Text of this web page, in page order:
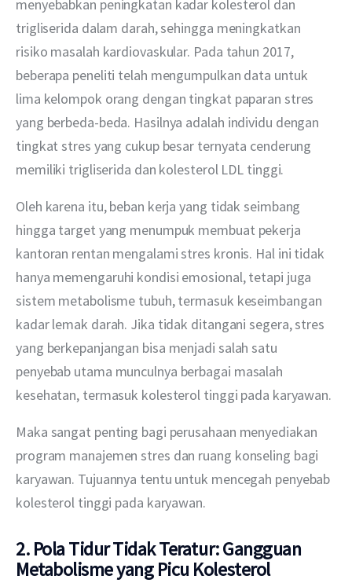
menyebabkan peningkatan kadar kolesterol dan
trigliserida dalam darah, sehingga meningkatkan
risiko masalah kardiovaskular. Pada tahun 2017,
beberapa peneliti telah mengumpulkan data untuk
lima kelompok orang dengan tingkat paparan stres
yang berbeda-beda. Hasilnya adalah individu dengan
tingkat stres yang cukup besar ternyata cenderung
memiliki trigliserida dan kolesterol LDL tinggi.
Oleh karena itu, beban kerja yang tidak seimbang
hingga target yang menumpuk membuat pekerja
kantoran rentan mengalami stres kronis. Hal ini tidak
hanya memengaruhi kondisi emosional, tetapi juga
sistem metabolisme tubuh, termasuk keseimbangan
kadar lemak darah. Jika tidak ditangani segera, stres
yang berkepanjangan bisa menjadi salah satu
penyebab utama munculnya berbagai masalah
kesehatan, termasuk kolesterol tinggi pada karyawan.
Maka sangat penting bagi perusahaan menyediakan
program manajemen stres dan ruang konseling bagi
karyawan. Tujuannya tentu untuk mencegah penyebab
kolesterol tinggi pada karyawan.
2. Pola Tidur Tidak Teratur: Gangguan
Metabolisme yang Picu Kolesterol